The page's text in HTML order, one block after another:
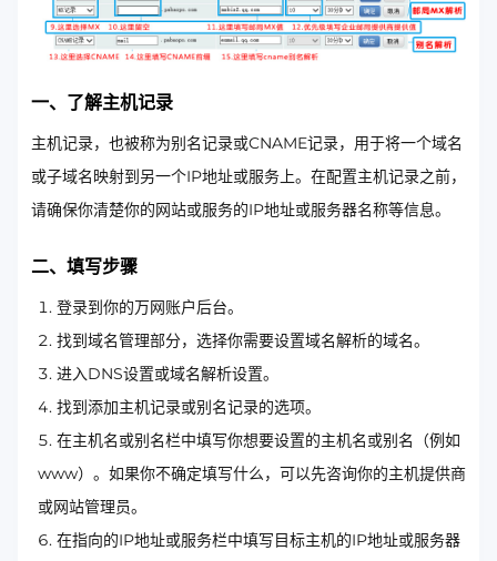
一、了解主机记录
主机记录，也被称为别名记录或CNAME记录，用于将一个域名
或子域名映射到另一个IP地址或服务上。在配置主机记录之前，
请确保你清楚你的网站或服务的IP地址或服务器名称等信息。
二、填写步骤
登录到你的万网账户后台。
找到域名管理部分，选择你需要设置域名解析的域名。
进入DNS设置或域名解析设置。
找到添加主机记录或别名记录的选项。
在主机名或别名栏中填写你想要设置的主机名或别名（例如
www）。如果你不确定填写什么，可以先咨询你的主机提供商
或网站管理员。
在指向的IP地址或服务栏中填写目标主机的IP地址或服务器